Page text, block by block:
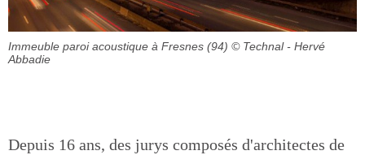
Immeuble paroi acoustique à Fresnes (94) © Technal - Hervé
Abbadie
Depuis 16 ans, des jurys composés d'architectes de